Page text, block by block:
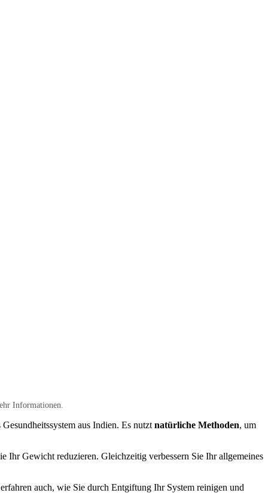
Informationen.
aus Indien. Es nutzt natürliche Methoden, um
Ihr Gewicht reduzieren. Gleichzeitig verbessern Sie Ihr allgemeines
auch, wie Sie durch Entgiftung Ihr System reinigen und